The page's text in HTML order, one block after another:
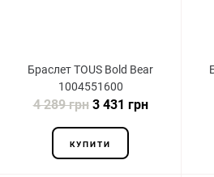
Браслет TOUS Bold Bear
1004551600
4 289 грн3 431 грн
КУПИТИ